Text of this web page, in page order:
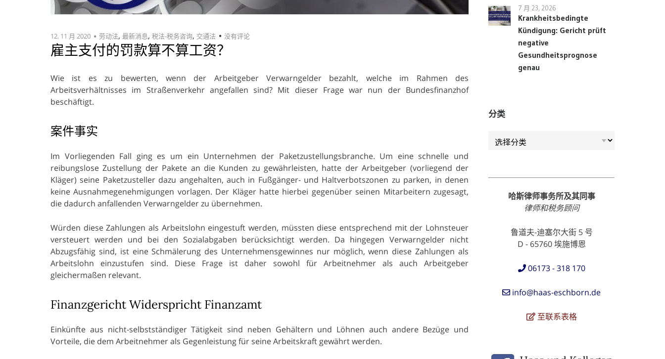
12. 11 月 2020 劳动法, 最新消息, 税法-税务咨询, 交通法 没有评论
雇主支付的罚款算不算工资？
Wie ist es zu bewerten, wenn der Arbeitgeber Verwarngelder bezahlt, welche im Rahmen des
Arbeitsverhältnisses im Straßenverkehr angefallen sind? Mit dieser Frage war nun der Bundesfinanzhof
beschäftigt.
案件事实
Im Vorliegenden Fall ging es um ein Unternehmen der Paketzustellungsbranche. Um eine schnelle und
reibungslose Zustellung der Pakete an die Kunden zu gewährleisten, hatte der Arbeitgeber (vorliegend der
Kläger) seine Paketzusteller dazu angehalten, auch in Fußgänger- und Haltverbotszonen zu parken, in denen
keine Ausnahmegenehmigungen vorlagen. Der Kläger hatte hierbei gegenüber seinen Mitarbeitern zugesagt,
die dadurch anfallenden Verwarngelder zu übernehmen.
Würden diese Zahlungen als Arbeitslohn eingestuft werden, müssten diese entsprechend mit der Lohnsteuer
versteuert werden und bei den Sozialabgaben berücksichtigt werden. Da hingegen Verwarngelder nicht
Abzugsfähig sind, ist eine Schmälerung des Unternehmensgewinnes nur möglich, wenn diese Zahlungen als
Arbeitslohn einzustufen sind. Diese Frage ist daher sowohl für Arbeitnehmer als auch Arbeitgeber
gleichermaßen relevant.
Finanzgericht Widerspricht Finanzamt
Einkünfte aus nicht-selbstständiger Tätigkeit sind neben Gehältern und Löhnen auch andere Bezüge und
Vorteile, die dem Arbeitnehmer als Gegenleistung für seine Arbeitskraft gewährt werden.
7 月 23, 2026
Krankheitsbedingte
Kündigung: Gericht prüft
negative
Gesundheitsprognose
genau
分类
哈斯律师事务所及其同事
律师和税务顾问
鲁道夫-迪塞尔大街 5 号
D - 65760 埃施博恩
06173 - 318 170
info@haas-eschborn.de
至联系表格